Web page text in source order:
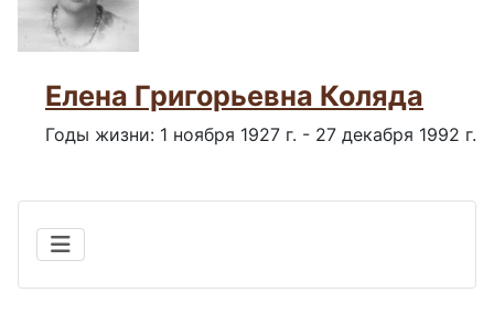
Елена Григорьевна Коляда
Годы жизни: 1 ноября 1927 г. - 27 декабря 1992 г.